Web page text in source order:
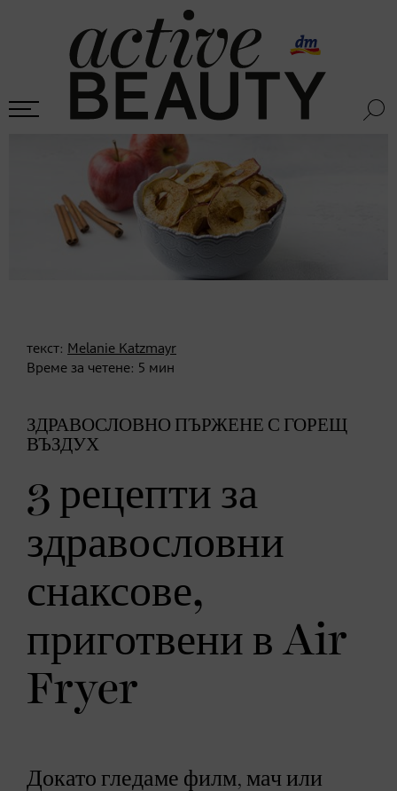
текст: Melanie Katzmayr
Време за четене: 5 мин
ЗДРАВОСЛОВНО ПЪРЖЕНЕ С ГОРЕЩ
ВЪЗДУХ
3 рецепти за
здравословни
снаксове,
приготвени в Air
Fryer
Докато гледаме филм, мач или